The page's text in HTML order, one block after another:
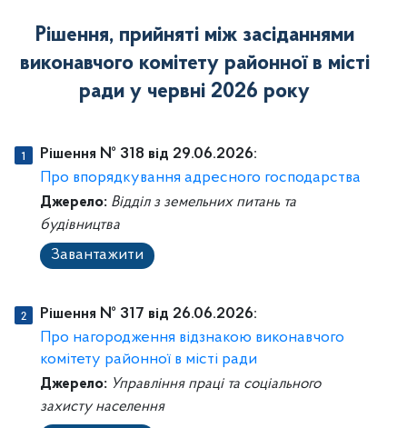
Проекти рішень районної ради
Проєкти рішень виконавчого комітету
Рішення, прийняті між засіданнями
виконавчого комітету районної в місті
ради у червні 2026 року
Рішення № 318 від 29.06.2026:
Про впорядкування адресного господарства
Джерело: Відділ з земельних питань та
будівництва
Завантажити
Рішення № 317 від 26.06.2026:
Про нагородження відзнакою виконавчого
комітету районної в місті ради
Джерело: Управління праці та соціального
захисту населення